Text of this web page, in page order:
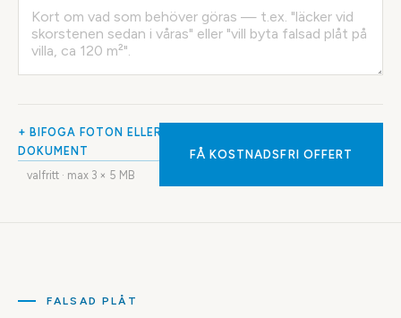
+ BIFOGA FOTON ELLER
DOKUMENT
valfritt · max 3 × 5 MB
FÅ KOSTNADSFRI OFFERT
FALSAD PLÅT